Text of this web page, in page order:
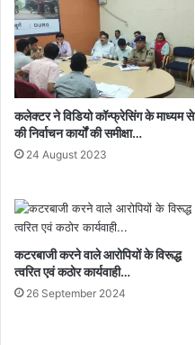
कलेक्टर ने विडियो कॉन्फ्रेसिंग के माध्यम से
की निर्वाचन कार्यों की समीक्षा…
24 August 2023
कटरबाजी करने वाले आरोपियों के विरूद्ध
त्वरित एवं कठोर कार्यवाही…
26 September 2024